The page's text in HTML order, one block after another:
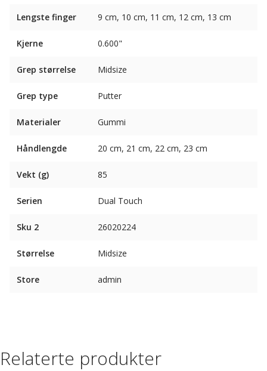
Lengste finger 9 cm, 10 cm, 11 cm, 12 cm, 13 cm
Kjerne 0.600"
Grep størrelse Midsize
Grep type Putter
Materialer Gummi
Håndlengde 20 cm, 21 cm, 22 cm, 23 cm
Vekt (g) 85
Serien Dual Touch
Sku 2 26020224
Størrelse Midsize
Store admin
Relaterte produkter